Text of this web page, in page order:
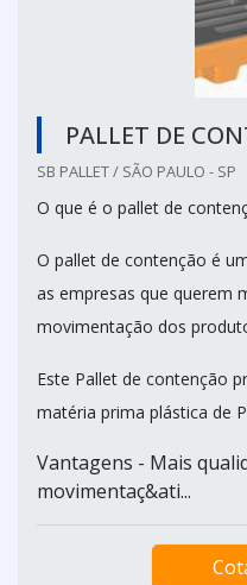
PALLET DE
SB PALLET / SÃO PAULO - SP
O que é o pallet de
O pallet de contenção é
as empresas que querem
movimentação dos
Este Pallet de contenção
matéria prima plástica de
Vantagens - Mais
movimentaç&ati...